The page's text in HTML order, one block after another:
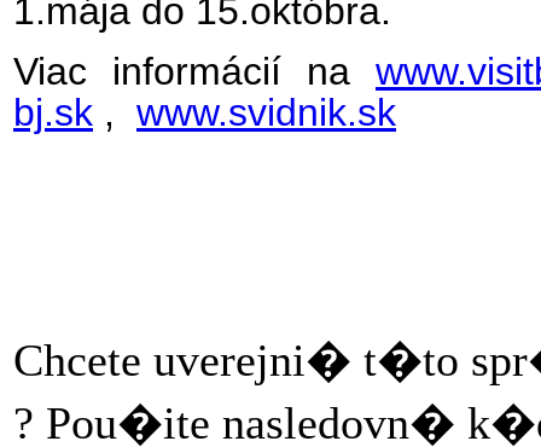
1.mája do 15.októbra.
Viac informácií na
bj.sk , www.svidnik.sk
Chcete uverejni� t�to
? Pou�ite nasledovn�